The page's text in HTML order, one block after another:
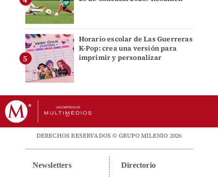
Horario escolar de Las Guerreras
K-Pop: crea una versión para
imprimir y personalizar
DERECHOS RESERVADOS © GRUPO MILENIO 2026
Newsletters Directorio